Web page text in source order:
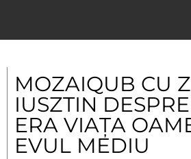
content
MOZAIQUB CU
IUSZTIN
ERA VIAȚA
EVUL MEDIU